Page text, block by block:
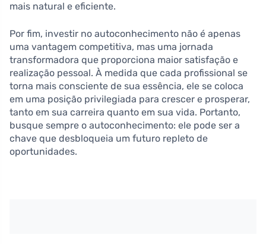
mais natural e eficiente.
Por fim, investir no autoconhecimento não é apenas
uma vantagem competitiva, mas uma jornada
transformadora que proporciona maior satisfação e
realização pessoal. À medida que cada profissional se
torna mais consciente de sua essência, ele se coloca
em uma posição privilegiada para crescer e prosperar,
tanto em sua carreira quanto em sua vida. Portanto,
busque sempre o autoconhecimento: ele pode ser a
chave que desbloqueia um futuro repleto de
oportunidades.